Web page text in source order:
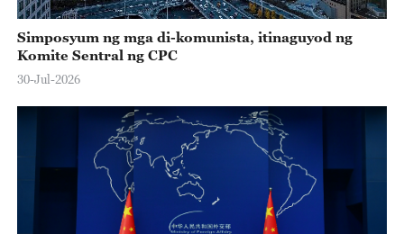
Simposyum ng mga di-komunista, itinaguyod ng
Komite Sentral ng CPC
30-Jul-2026